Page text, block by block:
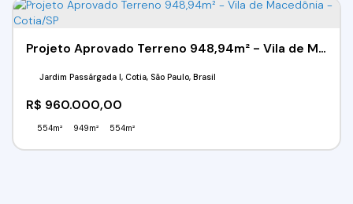
Projeto Aprovado Terreno 948,94m² - Vila de Macedônia - Cotia/SP
R$ 960.000,00
Jardim Passárgada I, Cotia, São Paulo, Brasil
554m² 949m² 554m²